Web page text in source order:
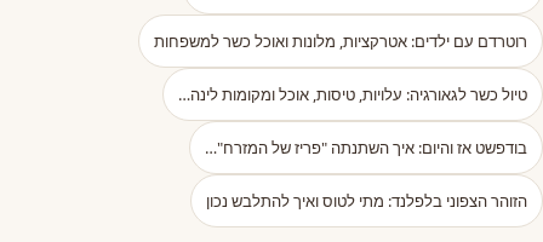
רוטרדם עם ילדים: אטרקציות, מלונות ואוכל כשר למשפחות
טיול כשר לגאורגיה: עלויות, טיסות, אוכל ומקומות לינה…
בודפשט אז והיום: איך השתנתה "פריז של המזרח"…
הזוהר הצפוני בלפלנד: מתי לטוס ואיך להתלבש נכון